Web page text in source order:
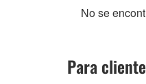
No se
Para